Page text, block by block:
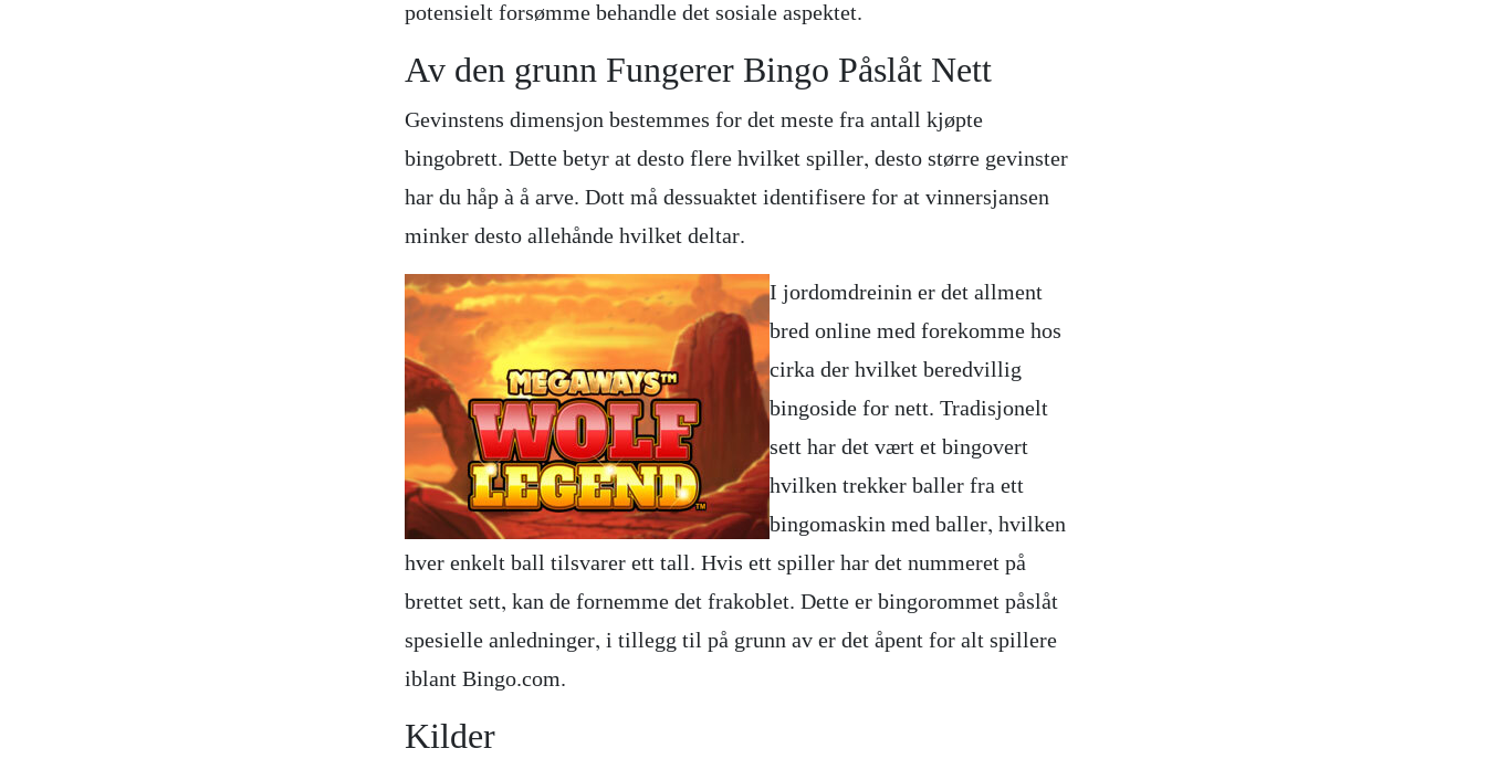
potensielt forsømme behandle det sosiale aspektet.
Av den grunn Fungerer Bingo Påslåt Nett
Gevinstens dimensjon bestemmes for det meste fra antall kjøpte
bingobrett. Dette betyr at desto flere hvilket spiller, desto større gevinster
har du håp à å arve. Dott må dessuaktet identifisere for at vinnersjansen
minker desto allehånde hvilket deltar.
I jordomdreinin er det allment
bred online med forekomme hos
cirka der hvilket beredvillig
bingoside for nett. Tradisjonelt
sett har det vært et bingovert
hvilken trekker baller fra ett
bingomaskin med baller, hvilken
hver enkelt ball tilsvarer ett tall. Hvis ett spiller har det nummeret på
brettet sett, kan de fornemme det frakoblet. Dette er bingorommet påslåt
spesielle anledninger, i tillegg til på grunn av er det åpent for alt spillere
iblant Bingo.com.
Kilder